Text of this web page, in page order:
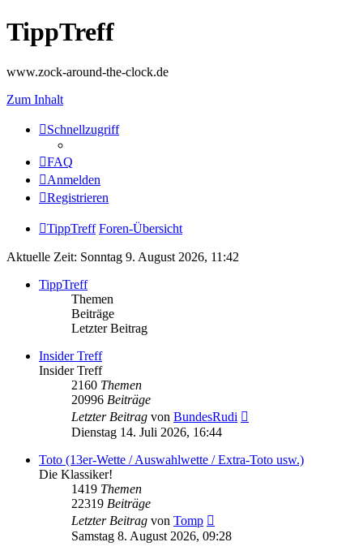
TippTreff
www.zock-around-the-clock.de
Zum Inhalt
Schnellzugriff
FAQ
Anmelden
Registrieren
TippTreff Foren-Übersicht
Aktuelle Zeit: Sonntag 9. August 2026, 11:42
TippTreff
Themen
Beiträge
Letzter Beitrag
Insider Treff
Insider Treff
2160 Themen
20996 Beiträge
Letzter Beitrag von BundesRudi
Dienstag 14. Juli 2026, 16:44
Toto (13er-Wette / Auswahlwette / Extra-Toto usw.)
Die Klassiker!
1419 Themen
22319 Beiträge
Letzter Beitrag von Tomp
Beitrag
Samstag 8. August 2026, 09:28